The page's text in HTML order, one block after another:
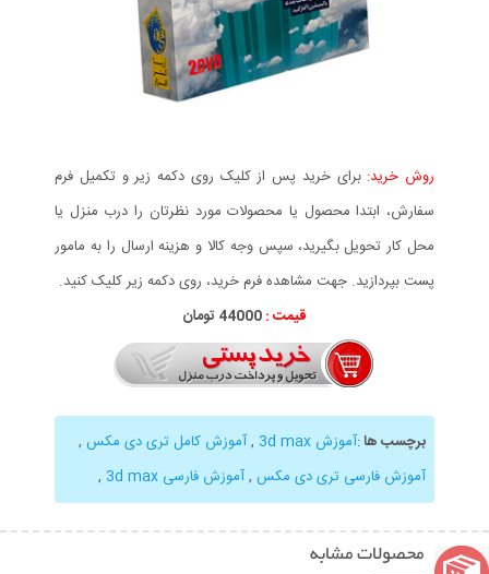
روش خرید: برای خرید پس از کلیک روی دکمه زیر و تکمیل فرم
سفارش، ابتدا محصول یا محصولات مورد نظرتان را درب منزل یا
محل کار تحویل بگیرید، سپس وجه کالا و هزینه ارسال را به مامور
پست بپردازید. جهت مشاهده فرم خرید، روی دکمه زیر کلیک کنید.
قیمت :44000 تومان
برچسب ها:آموزش 3d max ,آموزش کامل تری دی مکس ,
آموزش فارسی تری دی مکس ,آموزش فارسی 3d max ,
محصولات مشابه